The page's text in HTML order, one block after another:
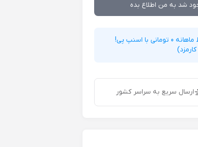
شد به من اطلاع بده
4 قسط ماهانه 0 تومانی با اسنپ پی!
ارسال سریع به سراسر کشور